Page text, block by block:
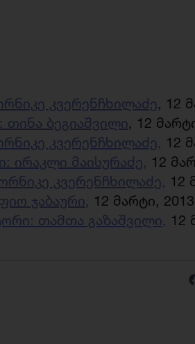
კვერენჩხილაძე, 12
თინა ბეგიაშვილი, 12
კვერენჩხილაძე, 12
ირაკლი მაისურაძე, 12
კვერენჩხილაძე, 12
ჯაბაური, 12 მარტი,
თამთა გაზაშვილი, 12